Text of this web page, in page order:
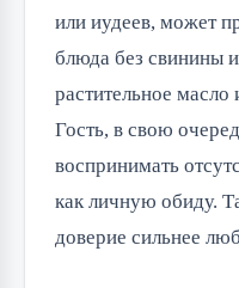
или иудеев, может
блюда без свинины
растительное
Гость, в свою
воспринимать
как личную обиду.
доверие сильнее